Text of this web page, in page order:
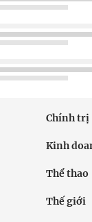
Chính trị
Kinh
Thể thao
Thế giới